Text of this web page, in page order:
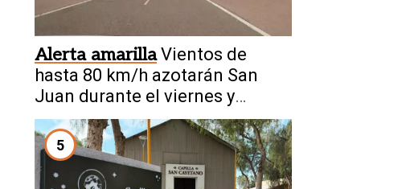
Alerta amarilla Vientos de
hasta 80 km/h azotarán San
Juan durante el viernes y
sábado
5